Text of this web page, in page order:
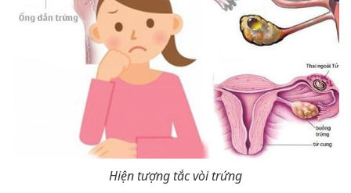
Hiện tượng tắc vòi trứng